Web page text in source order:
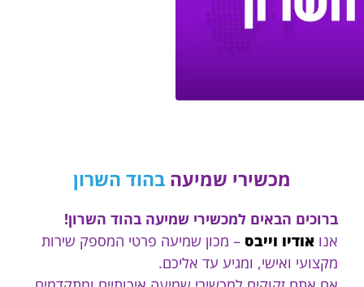
מכשירי שמיעה בהוד השרון
ברוכים הבאים למכשירי שמיעה בהוד השרון!
אנו אודיו וייבס – מכון שמיעה פרטי המספק שירות
מקצועי ואישי, ומגיע עד אליכם.